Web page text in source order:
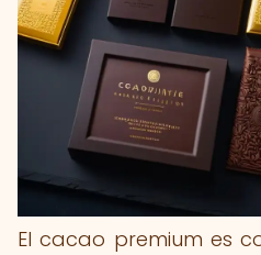
El cacao premium es